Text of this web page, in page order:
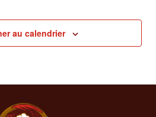
au calendrier